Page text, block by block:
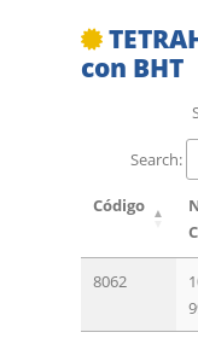
con BHT
Search:
Código
8062